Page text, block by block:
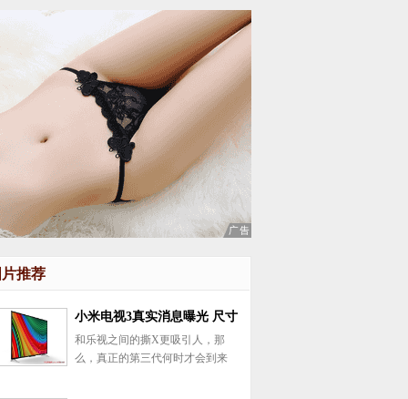
推荐
小米电视3真实消息曝光 尺寸
意外产品定位令人费解
和乐视之间的撕X更吸引人，那
么，真正的第三代何时才会到来